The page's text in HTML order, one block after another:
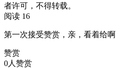
者许可，不得转载。
阅读 16
第一次接受赞赏，亲，看着给啊
赞赏
0人赞赏